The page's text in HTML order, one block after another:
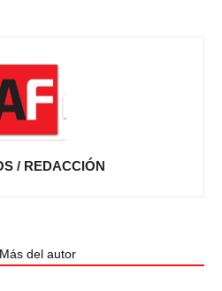
/ REDACCIÓN
Más del autor